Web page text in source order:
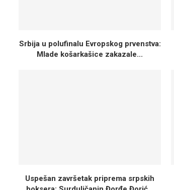
Srbija u polufinalu Evropskog prvenstva:
Mlade košarkašice zakazale...
Uspešan završetak priprema srpskih